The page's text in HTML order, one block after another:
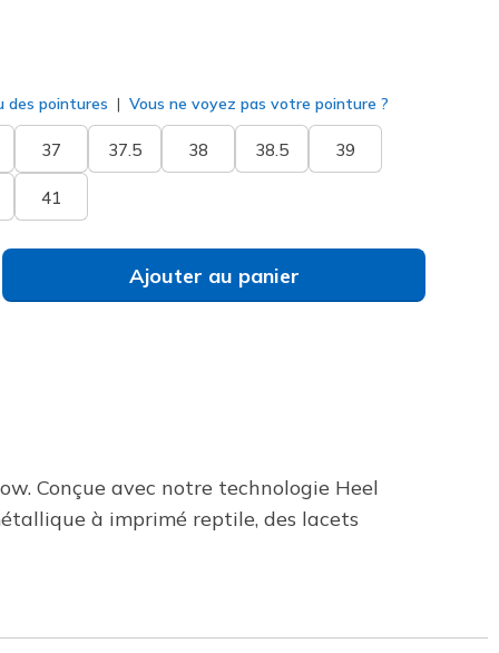
des pointures Vous ne voyez pas votre pointure ?
37 37.5 38 38.5 39
41
Ajouter au panier
Conçue avec notre technologie Heel
à imprimé reptile, des lacets